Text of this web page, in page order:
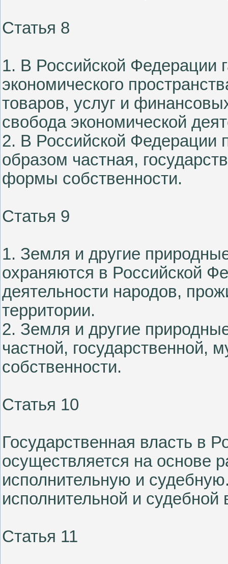
Статья 8
1. В Российской Федерации
экономического
товаров, услуг и
свобода экономической
2. В Российской
образом частная,
формы собственности.
Статья 9
1. Земля и другие
охраняются в Российской
деятельности народов,
территории.
2. Земля и другие
частной, государственной,
собственности.
Статья 10
Государственная власть в
осуществляется на основе
исполнительную и
исполнительной и
Статья 11